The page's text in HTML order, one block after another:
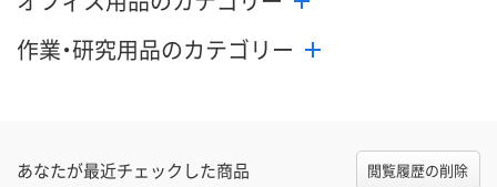
作業・研究用品のカテゴリー
あなたが最近チェックした商品 閲覧履歴の削除